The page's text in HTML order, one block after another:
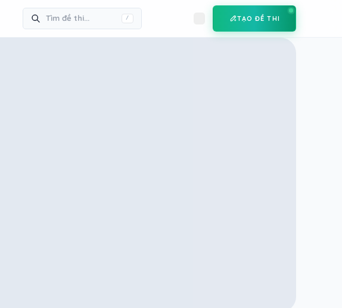
/ TẠO ĐỀ THI